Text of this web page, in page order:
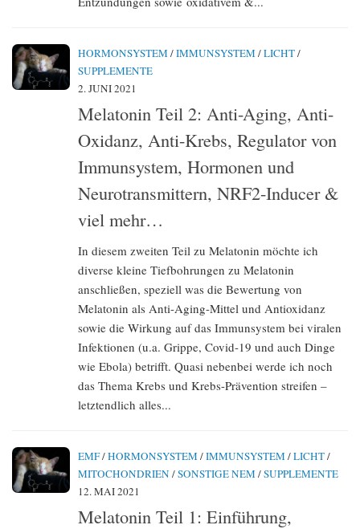
HORMONSYSTEM /IMMUNSYSTEM /LICHT/
SUPPLEMENTE
2. JUNI 2021
Melatonin Teil 2: Anti-Aging, Anti-
Oxidanz, Anti-Krebs, Regulator von
Immunsystem, Hormonen und
Neurotransmittern, NRF2-Inducer &
viel mehr…
In diesem zweiten Teil zu Melatonin möchte ich
diverse kleine Tiefbohrungen zu Melatonin
anschließen, speziell was die Bewertung von
Melatonin als Anti-Aging-Mittel und Antioxidanz
sowie die Wirkung auf das Immunsystem bei viralen
Infektionen (u.a. Grippe, Covid-19 und auch Dinge
wie Ebola) betrifft. Quasi nebenbei werde ich noch
das Thema Krebs und Krebs-Prävention streifen –
letztendlich alles...
EMF/HORMONSYSTEM /IMMUNSYSTEM /LICHT/
MITOCHONDRIEN /SONSTIGE NEM /SUPPLEMENTE
12. MAI 2021
Melatonin Teil 1: Einführung,